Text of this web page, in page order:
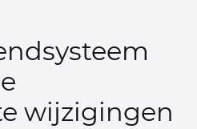
wijzigingen